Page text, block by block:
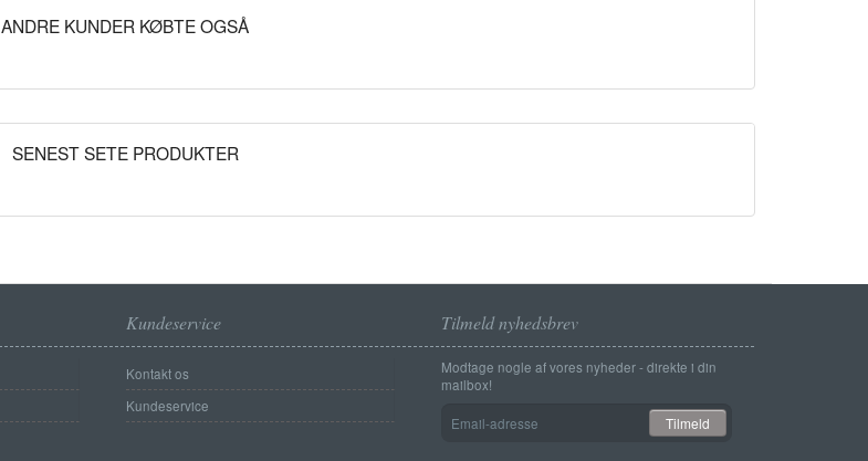
ANDRE KUNDER KØBTE OGSÅ
SENEST SETE PRODUKTER
Kundeservice
Kontakt os
Kundeservice
Tilmeld nyhedsbrev
Modtage nogle af vores nyheder - direkte i din
mailbox!
adresse
Tilmeld